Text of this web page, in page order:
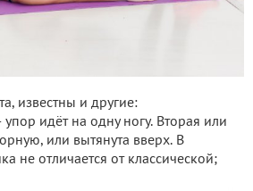
известны и другие:
упор идёт на одну ногу. Вторая или
или вытянута вверх. В
не отличается от классической;